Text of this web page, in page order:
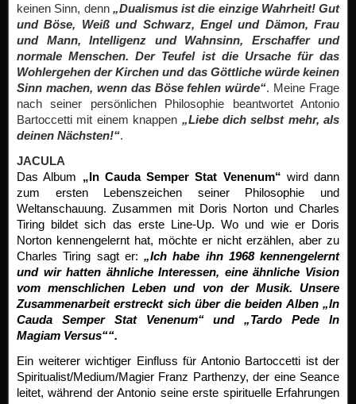
keinen Sinn, denn „Dualismus ist die einzige Wahrheit! Gut
und Böse, Weiß und Schwarz, Engel und Dämon, Frau
und Mann, Intelligenz und Wahnsinn, Erschaffer und
normale Menschen. Der Teufel ist die Ursache für das
Wohlergehen der Kirchen und das Göttliche würde keinen
Sinn machen, wenn das Böse fehlen würde“. Meine Frage
nach seiner persönlichen Philosophie beantwortet Antonio
Bartoccetti mit einem knappen „Liebe dich selbst mehr, als
deinen Nächsten!“.
JACULA
Das Album „In Cauda Semper Stat Venenum“ wird dann
zum ersten Lebenszeichen seiner Philosophie und
Weltanschauung. Zusammen mit Doris Norton und Charles
Tiring bildet sich das erste Line-Up. Wo und wie er Doris
Norton kennengelernt hat, möchte er nicht erzählen, aber zu
Charles Tiring sagt er: „Ich habe ihn 1968 kennengelernt
und wir hatten ähnliche Interessen, eine ähnliche Vision
vom menschlichen Leben und von der Musik. Unsere
Zusammenarbeit erstreckt sich über die beiden Alben „In
Cauda Semper Stat Venenum“ und „Tardo Pede In
Magiam Versus““.
Ein weiterer wichtiger Einfluss für Antonio Bartoccetti ist der
Spiritualist/Medium/Magier Franz Parthenzy, der eine Seance
leitet, während der Antonio seine erste spirituelle Erfahrungen